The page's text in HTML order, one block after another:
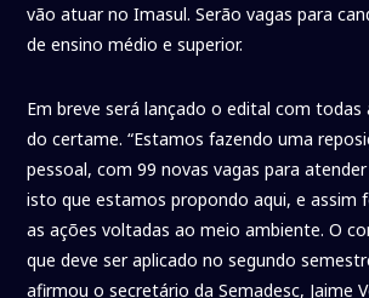
vão atuar no Imasul. Serão vagas para
de ensino médio e superior.
Em breve será lançado o edital com todas
do certame. “Estamos fazendo uma
pessoal, com 99 novas vagas para
isto que estamos propondo aqui, e assim
as ações voltadas ao meio ambiente. O
que deve ser aplicado no segundo
afirmou o secretário da Semadesc, Jaime